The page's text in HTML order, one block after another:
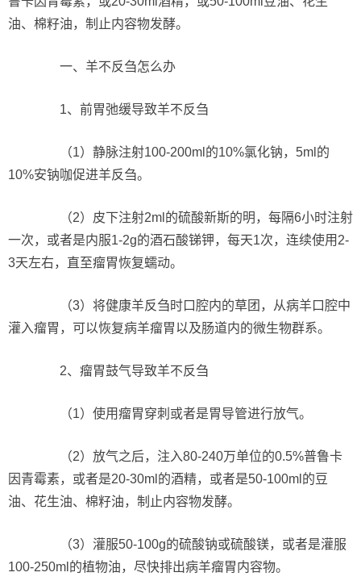
油、棉籽油，制止内容物发酵。
一、羊不反刍怎么办
1、前胃弛缓导致羊不反刍
（1）静脉注射100-200ml的10%氯化钠，5ml的
10%安钠咖促进羊反刍。
（2）皮下注射2ml的硫酸新斯的明，每隔6小时注射
一次，或者是内服1-2g的酒石酸锑钾，每天1次，连续使用2-
3天左右，直至瘤胃恢复蠕动。
（3）将健康羊反刍时口腔内的草团，从病羊口腔中
灌入瘤胃，可以恢复病羊瘤胃以及肠道内的微生物群系。
2、瘤胃鼓气导致羊不反刍
（1）使用瘤胃穿刺或者是胃导管进行放气。
（2）放气之后，注入80-240万单位的0.5%普鲁卡
因青霉素，或者是20-30ml的酒精，或者是50-100ml的豆
油、花生油、棉籽油，制止内容物发酵。
（3）灌服50-100g的硫酸钠或硫酸镁，或者是灌服
100-250ml的植物油，尽快排出病羊瘤胃内容物。